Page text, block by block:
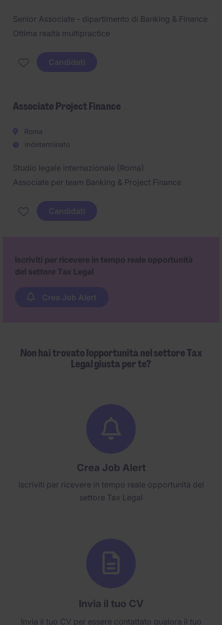
Senior Associate - dipartimento di Banking & Finance
Ottima realtà multipractice
Candidati
Associate Project Finance
Roma
Indeterminato
Studio legale internazionale (Roma)
Associate per team Banking & Project Finance
Candidati
Iscriviti per ricevere in tempo reale opportunità
del settore Tax Legal
Crea Job Alert
Non hai trovato l'opportunità nel settore Tax
Legal giusta per te?
Crea Job Alert
Iscriviti per ricevere in tempo reale opportunità del
settore Tax Legal
Invia il tuo CV
Invia il tuo CV per essere contattato qualora il tuo